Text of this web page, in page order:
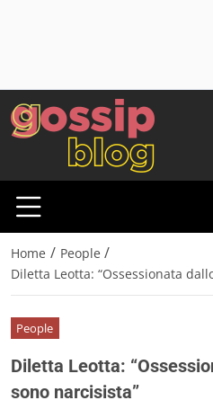
Home / People /
Diletta Leotta: “Ossessionata
People
Diletta Leotta:
sono narcisista”